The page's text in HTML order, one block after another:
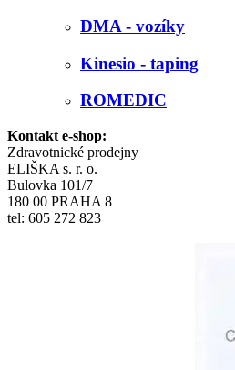
DMA - vozíky
Kinesio - taping
ROMEDIC
Kontakt e-shop:
Zdravotnické prodejny
ELIŠKA s. r. o.
Bulovka 101/7
180 00 PRAHA 8
tel: 605 272 823